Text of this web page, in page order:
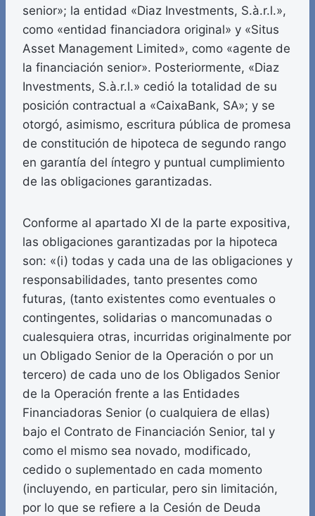
senior»; la entidad «Diaz Investments, S.à.r.l.»,
como «entidad financiadora original» y «Situs
Asset Management Limited», como «agente de
la financiación senior». Posteriormente, «Diaz
Investments, S.à.r.l.» cedió la totalidad de su
posición contractual a «CaixaBank, SA»; y se
otorgó, asimismo, escritura pública de promesa
de constitución de hipoteca de segundo rango
en garantía del íntegro y puntual cumplimiento
de las obligaciones garantizadas.
Conforme al apartado XI de la parte expositiva,
las obligaciones garantizadas por la hipoteca
son: «(i) todas y cada una de las obligaciones y
responsabilidades, tanto presentes como
futuras, (tanto existentes como eventuales o
contingentes, solidarias o mancomunadas o
cualesquiera otras, incurridas originalmente por
un Obligado Senior de la Operación o por un
tercero) de cada uno de los Obligados Senior
de la Operación frente a las Entidades
Financiadoras Senior (o cualquiera de ellas)
bajo el Contrato de Financiación Senior, tal y
como el mismo sea novado, modificado,
cedido o suplementado en cada momento
(incluyendo, en particular, pero sin limitación,
por lo que se refiere a la Cesión de Deuda